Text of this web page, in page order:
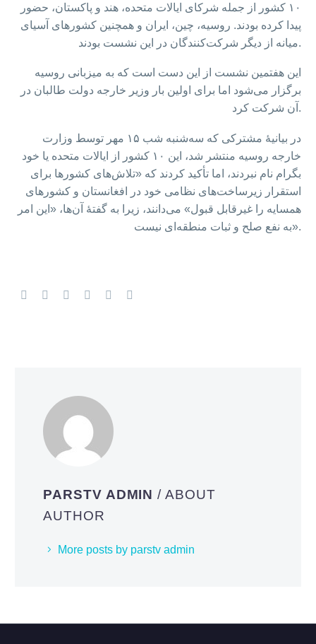
۱۰ کشور از جمله شرکای ایالات متحده، هند و پاکستان، حضور
پیدا کرده بودند. روسیه، چین، ایران و همچنین کشورهای آسیای
میانه از دیگر شرکت‌کنندگان در این نشست بودند.
این هفتمین نشست از این دست است که به میزبانی روسیه
برگزار می‌شود اما برای اولین بار وزیر خارجه دولت طالبان در
آن شرکت کرد.
در بیانیهٔ مشترکی که سه‌شنبه شب ۱۵ مهر توسط وزارت
خارجه روسیه منتشر شد، این ۱۰ کشور از ایالات متحده یا خود
بگرام نام نبردند، اما تأکید کردند که «تلاش‌های کشورها برای
استقرار زیرساخت‌های نظامی خود در افغانستان و کشورهای
همسایه را غیرقابل قبول» می‌دانند، زیرا به گفتهٔ آن‌ها، «این امر
به نفع صلح و ثبات منطقه‌ای نیست».
PARSTV ADMIN/ ABOUT
AUTHOR
More posts by parstv admin